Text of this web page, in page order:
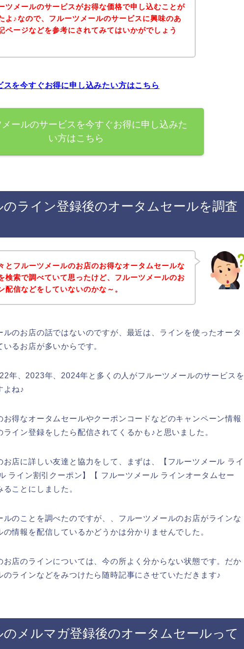
ツメールのサービスがお得な価格で申し込むことが
よ♪なので、フルーツメールのサービスに興味のあ
ページなどを参考にされてみてはいかがでしょう
スを今すぐお得に申し込みたい方はこちら
メールのサービスを今すぐお得に申し込みた
い方はこちら
ライン登録後のオータムセールを調査
とフルーツメールのお店のお得なオータムセールな
検索で調べていて思ったけど、フルーツメールのお
配信などをしていないのかな～。
ルのお店の話ではないのですが、最近は、ラインを使ったオータ
るお店が多いからです。
年、2023年、2024年と多くの人がフルーツメールのサービスを
よね♪
お得なオータムセールやクーポンコードなどのキャンペーン情報
イン登録をしたら配信されてくるかも♪と思いました。
店に詳しい友達と協力をして、まずは、【フルーツメール ライ
ライン割引クーポン】【 フルーツメール ラインオータムセー
ことにしました。
ルのことを調べたのですが、、フルーツメールのお店がラインな
情報を配信しているかどうかは分かりませんでした。
お店のラインについては、今の所よく分からない状態です。だか
のラインなどをみつけたら随時記事にさせていただきます♪
メルマガ登録後のオータムセールって